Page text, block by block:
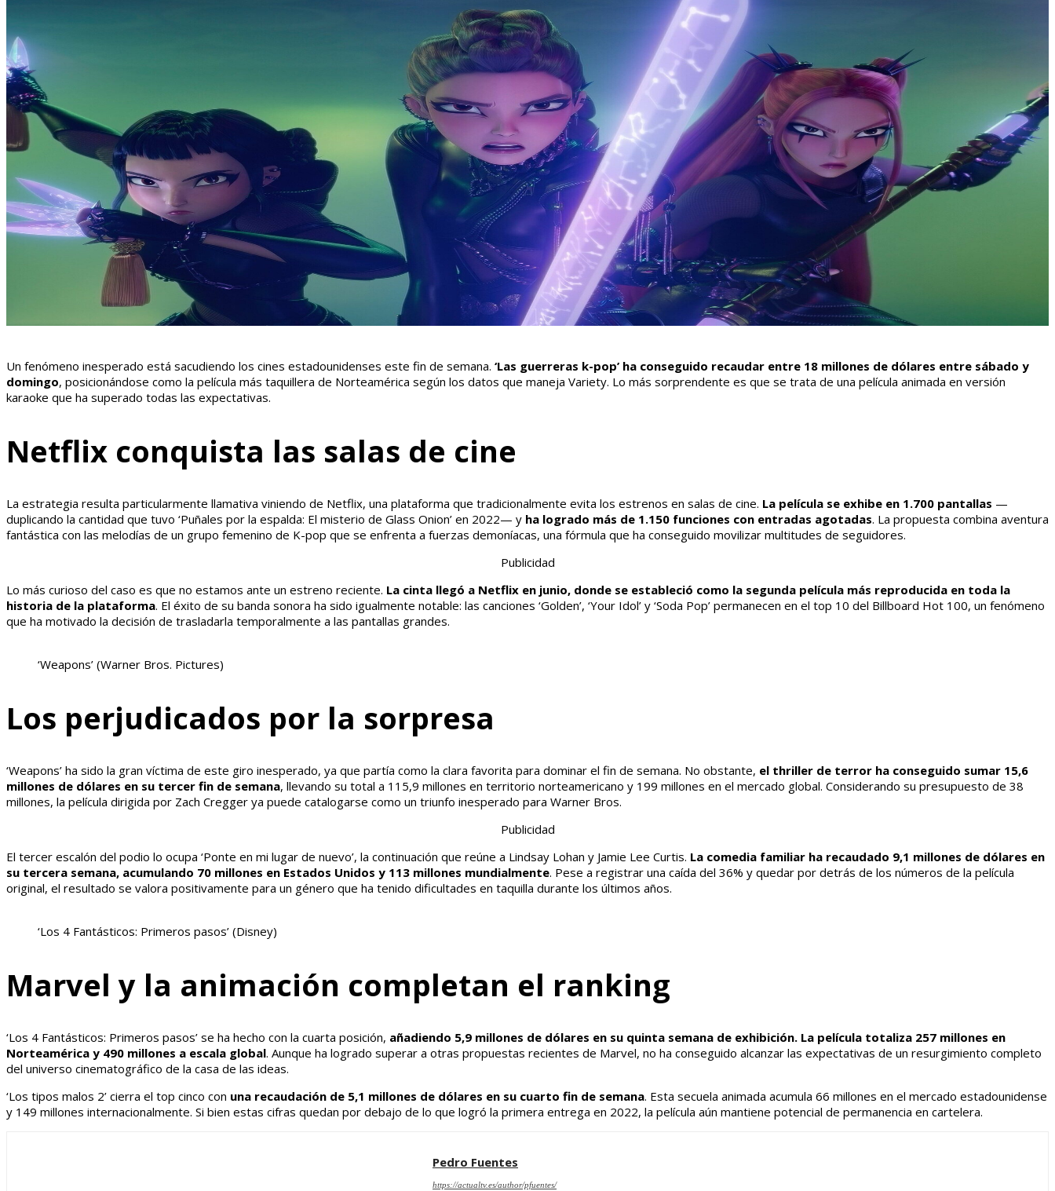
Un fenómeno inesperado está sacudiendo los cines estadounidenses este fin de semana. ‘Las guerreras k-pop’ ha conseguido recaudar entre 18 millones de dólares entre sábado y
domingo, posicionándose como la película más taquillera de Norteamérica según los datos que maneja Variety. Lo más sorprendente es que se trata de una película animada en versión
karaoke que ha superado todas las expectativas.
Netflix conquista las salas de cine
La estrategia resulta particularmente llamativa viniendo de Netflix, una plataforma que tradicionalmente evita los estrenos en salas de cine. La película se exhibe en 1.700 pantallas —
duplicando la cantidad que tuvo ‘Puñales por la espalda: El misterio de Glass Onion’ en 2022— y ha logrado más de 1.150 funciones con entradas agotadas. La propuesta combina aventura
fantástica con las melodías de un grupo femenino de K-pop que se enfrenta a fuerzas demoníacas, una fórmula que ha conseguido movilizar multitudes de seguidores.
Publicidad
Lo más curioso del caso es que no estamos ante un estreno reciente. La cinta llegó a Netflix en junio, donde se estableció como la segunda película más reproducida en toda la
historia de la plataforma. El éxito de su banda sonora ha sido igualmente notable: las canciones ‘Golden’, ‘Your Idol’ y ‘Soda Pop’ permanecen en el top 10 del Billboard Hot 100, un fenómeno
que ha motivado la decisión de trasladarla temporalmente a las pantallas grandes.
‘Weapons’ (Warner Bros. Pictures)
Los perjudicados por la sorpresa
‘Weapons’ ha sido la gran víctima de este giro inesperado, ya que partía como la clara favorita para dominar el fin de semana. No obstante, el thriller de terror ha conseguido sumar 15,6
millones de dólares en su tercer fin de semana, llevando su total a 115,9 millones en territorio norteamericano y 199 millones en el mercado global. Considerando su presupuesto de 38
millones, la película dirigida por Zach Cregger ya puede catalogarse como un triunfo inesperado para Warner Bros.
Publicidad
El tercer escalón del podio lo ocupa ‘Ponte en mi lugar de nuevo’, la continuación que reúne a Lindsay Lohan y Jamie Lee Curtis. La comedia familiar ha recaudado 9,1 millones de dólares en
su tercera semana, acumulando 70 millones en Estados Unidos y 113 millones mundialmente. Pese a registrar una caída del 36% y quedar por detrás de los números de la película
original, el resultado se valora positivamente para un género que ha tenido dificultades en taquilla durante los últimos años.
‘Los 4 Fantásticos: Primeros pasos’ (Disney)
Marvel y la animación completan el ranking
‘Los 4 Fantásticos: Primeros pasos’ se ha hecho con la cuarta posición, añadiendo 5,9 millones de dólares en su quinta semana de exhibición. La película totaliza 257 millones en
Norteamérica y 490 millones a escala global. Aunque ha logrado superar a otras propuestas recientes de Marvel, no ha conseguido alcanzar las expectativas de un resurgimiento completo
del universo cinematográfico de la casa de las ideas.
‘Los tipos malos 2’ cierra el top cinco con una recaudación de 5,1 millones de dólares en su cuarto fin de semana. Esta secuela animada acumula 66 millones en el mercado estadounidense
y 149 millones internacionalmente. Si bien estas cifras quedan por debajo de lo que logró la primera entrega en 2022, la película aún mantiene potencial de permanencia en cartelera.
Pedro Fuentes
https://actualtv.es/author/pfuentes/